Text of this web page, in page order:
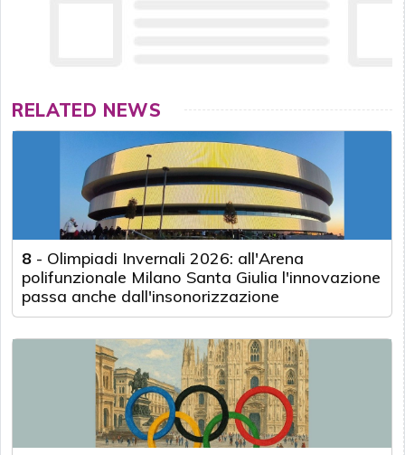
RELATED NEWS
8 - Olimpiadi Invernali 2026: all'Arena
polifunzionale Milano Santa Giulia l'innovazione
passa anche dall'insonorizzazione